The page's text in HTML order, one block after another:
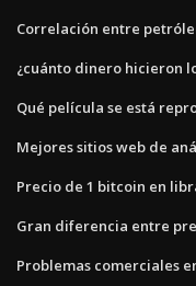
Correlación entre
¿cuánto dinero hicieron
Qué película se está
Mejores sitios web de
Precio de 1 bitcoin en
Gran diferencia entre
Problemas comerciales